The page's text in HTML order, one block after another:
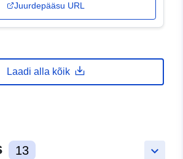
Juurdepääsu URL
Laadi alla kõik
keyboard_arrow_down
13